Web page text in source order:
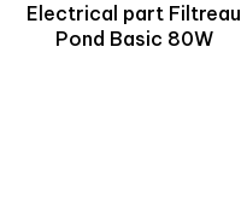
Electrical part Filtreau
Pond Basic 80W